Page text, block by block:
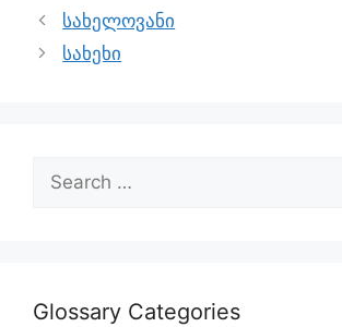
სახელოვანი
სახეხი
Glossary Categories